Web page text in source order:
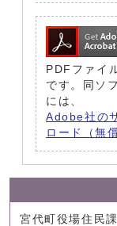
PDFファイ
です。同ソ
には、
Adobe社の
ロード（無
宮代町役場住民